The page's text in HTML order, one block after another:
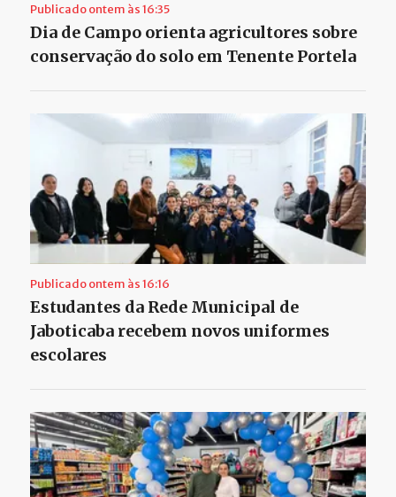
Publicado ontem às 16:35
Dia de Campo orienta agricultores sobre
conservação do solo em Tenente Portela
Publicado ontem às 16:16
Estudantes da Rede Municipal de
Jaboticaba recebem novos uniformes
escolares